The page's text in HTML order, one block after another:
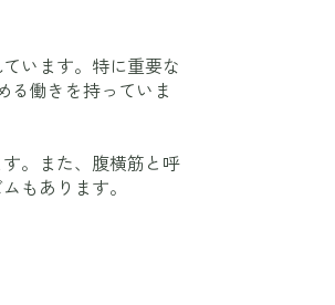
います。特に重要な
る働きを持っていま
。また、腹横筋と呼
もあります。